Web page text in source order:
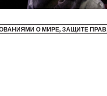
О МИРЕ, ЗАЩИТЕ